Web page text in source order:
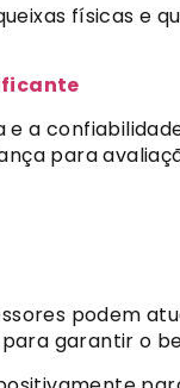
físicas e
a
para
podem
garantir o